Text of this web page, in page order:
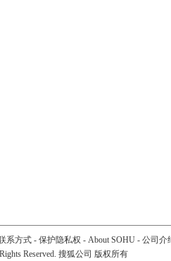
系方式- 保护隐私权 - About SOHU- 公司介
Reserved. 搜狐公司 版权所有